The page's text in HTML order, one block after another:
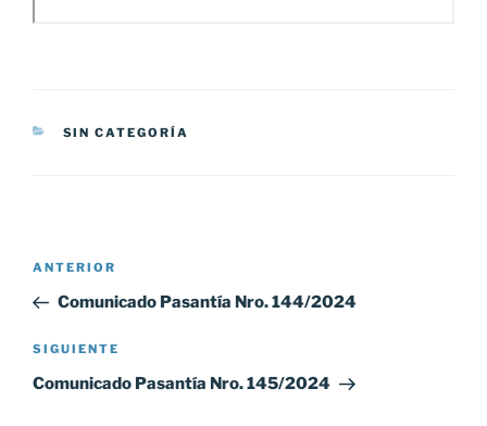
CATEGORÍAS
SIN CATEGORÍA
Navegación
entradas
Entrada
anterior:
ANTERIOR
Comunicado Pasantía Nro. 144/2024
Siguiente
entrada
SIGUIENTE
Comunicado Pasantía Nro. 145/2024